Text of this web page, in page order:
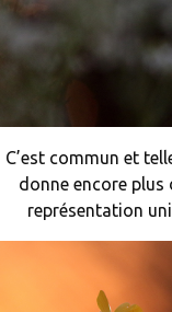
C’est commun et
donne encore plus
représentation